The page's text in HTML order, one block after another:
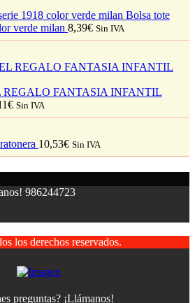
Bolsa tote
verde milan 8,39€ Sin IVA
REGALO FANTASIA INFANTIL
€ Sin IVA
10,53€ Sin IVA
986244723
los derechos reservados.
preguntas? ¡Llámanos!